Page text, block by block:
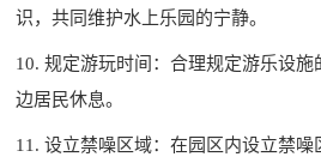
识，共同维护水上乐园的宁静。
10. 规定游玩时间：合理规定游乐设施
边居民休息。
11. 设立禁噪区域：在园区内设立禁